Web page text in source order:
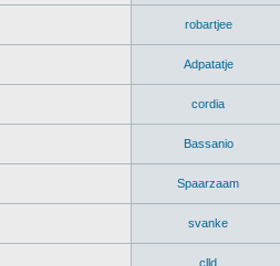
robartjee
Adpatatje
cordia
Bassanio
Spaarzaam
svanke
clld